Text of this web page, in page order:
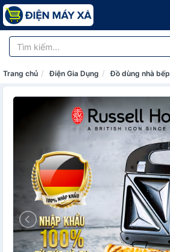
Trang chủ Điện Gia Dụng Đồ dùng nhà bếp